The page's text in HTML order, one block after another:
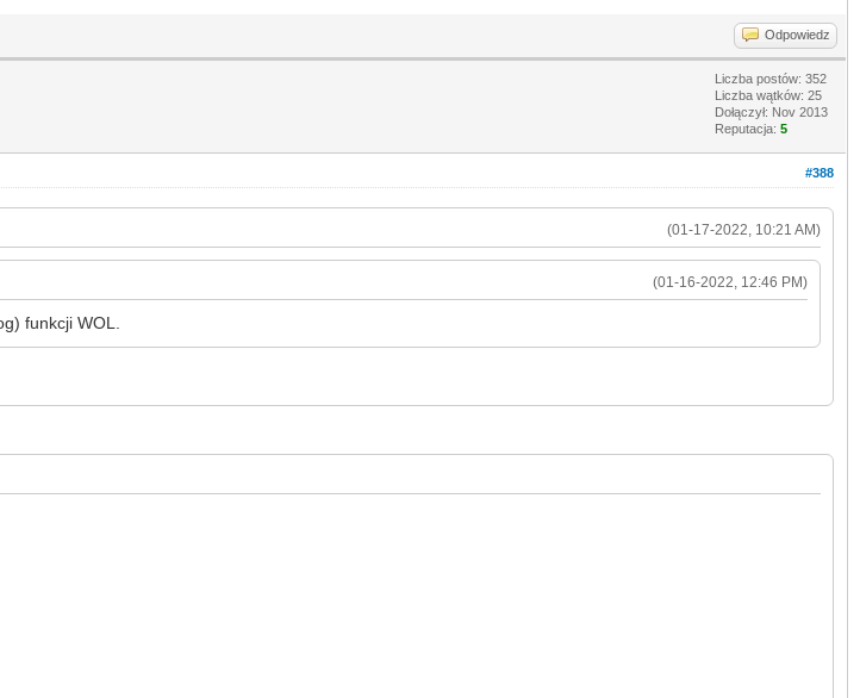
Odpowiedz
Liczba postów: 352
Liczba wątków: 25
Dołączył: Nov 2013
Reputacja: 5
#388
(01-17-2022, 10:21 AM)
(01-16-2022, 12:46 PM)
funkcji WOL.